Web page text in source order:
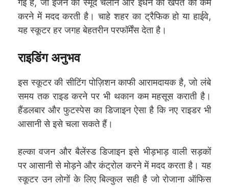
गई है, जो इंजन को स्मूद चलाने और ईंधन की खपत को कम
करने में मदद करती है। चाहे शहर का ट्रैफिक हो या हाईवे,
यह स्कूटर हर जगह बेहतरीन परफॉर्मेंस देता है।
राइडिंग अनुभव
इस स्कूटर की सीटिंग पोज़िशन काफी आरामदायक है, जो लंबे
समय तक राइड करने पर भी थकान कम महसूस कराती है।
हैंडलबार और फुटस्पेस का डिजाइन ऐसा है कि नए राइडर भी
आसानी से इसे चला सकते हैं।
हल्का वजन और बैलेंस्ड डिजाइन इसे भीड़भाड़ वाली सड़कों
पर आसानी से मोड़ने और कंट्रोल करने में मदद करता है। यह
स्कूटर उन लोगों के लिए बिल्कुल सही है जो रोजाना ऑफिस